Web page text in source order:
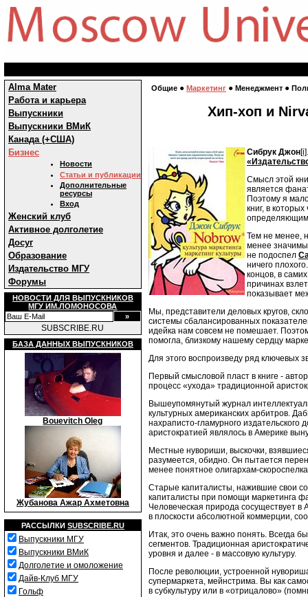
Alma Mater
Работа и карьера
Выпускники
Выпускники ВМиК
Канада (+США)
Бизнес
Новости
Статьи и публикации
Дополнительные
ресурсы
Вход
Женский клуб
Активное долголетие
Досуг
Образование
Издательство МГУ
Форумы
НОВОСТИ ДЛЯ ВЫПУСКНИКОВ
МГУ ИМ.ЛОМОНОСОВА
SUBSCRIBE.RU
БАЗА ДАННЫХ ВЫПУСКНИКОВ
Bouevitch Oleg
Жубанова Ажар Ахметовна
РАССЫЛКИ SUBSCRIBE.RU
Выпускники МГУ
Выпускники ВМиК
Долголетие и омоложение
Дайв-Клуб МГУ
Гольф
Общие ● Маркетинг ● Менеджмент ●
Хип-хоп и
Сибрук Джон[i]
Смысл этой
является
Поэтому я
книг, в
определяющим
Тем не менее,
менее
не подоспел
ничего
концов, в
причинах
показывает
Мы, представители деловых кругов,
системы сбалансированных
идейка нам совсем не помешает.
помогла, близкому нашему сердцу
Для этого воспроизведу ряд ключевых
Первый смысловой пласт в книге -
процесс «ухода» традиционной
Вышеупомянутый журнал
культурных американских арбитров.
нахраписто-гламурного издательского
аристократией являлось в Америке
Местные нувориши, выскочки,
разумеется, обидно. Он пытается
менее понятное олигархам-
Старые капиталисты, нажившие свои
капиталисты при помощи маркетинга
Человеческая природа сосуществует в
в плоскости абсолютной коммерции,
Итак, это очень важно понять. Всегда
сегментов. Традиционная
уровня и далее - в массовую культуру.
После революции, устроенной
супермаркета, мейнстрима. Вы как
в субкультуру или в «отрицалово»